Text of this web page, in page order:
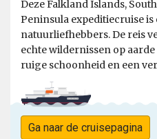
Deze Falkland Islands,
Peninsula expeditiecruise
natuurliefhebbers. De reis
echte wildernissen op
ruige schoonheid en een
Ga naar de cruisepagina